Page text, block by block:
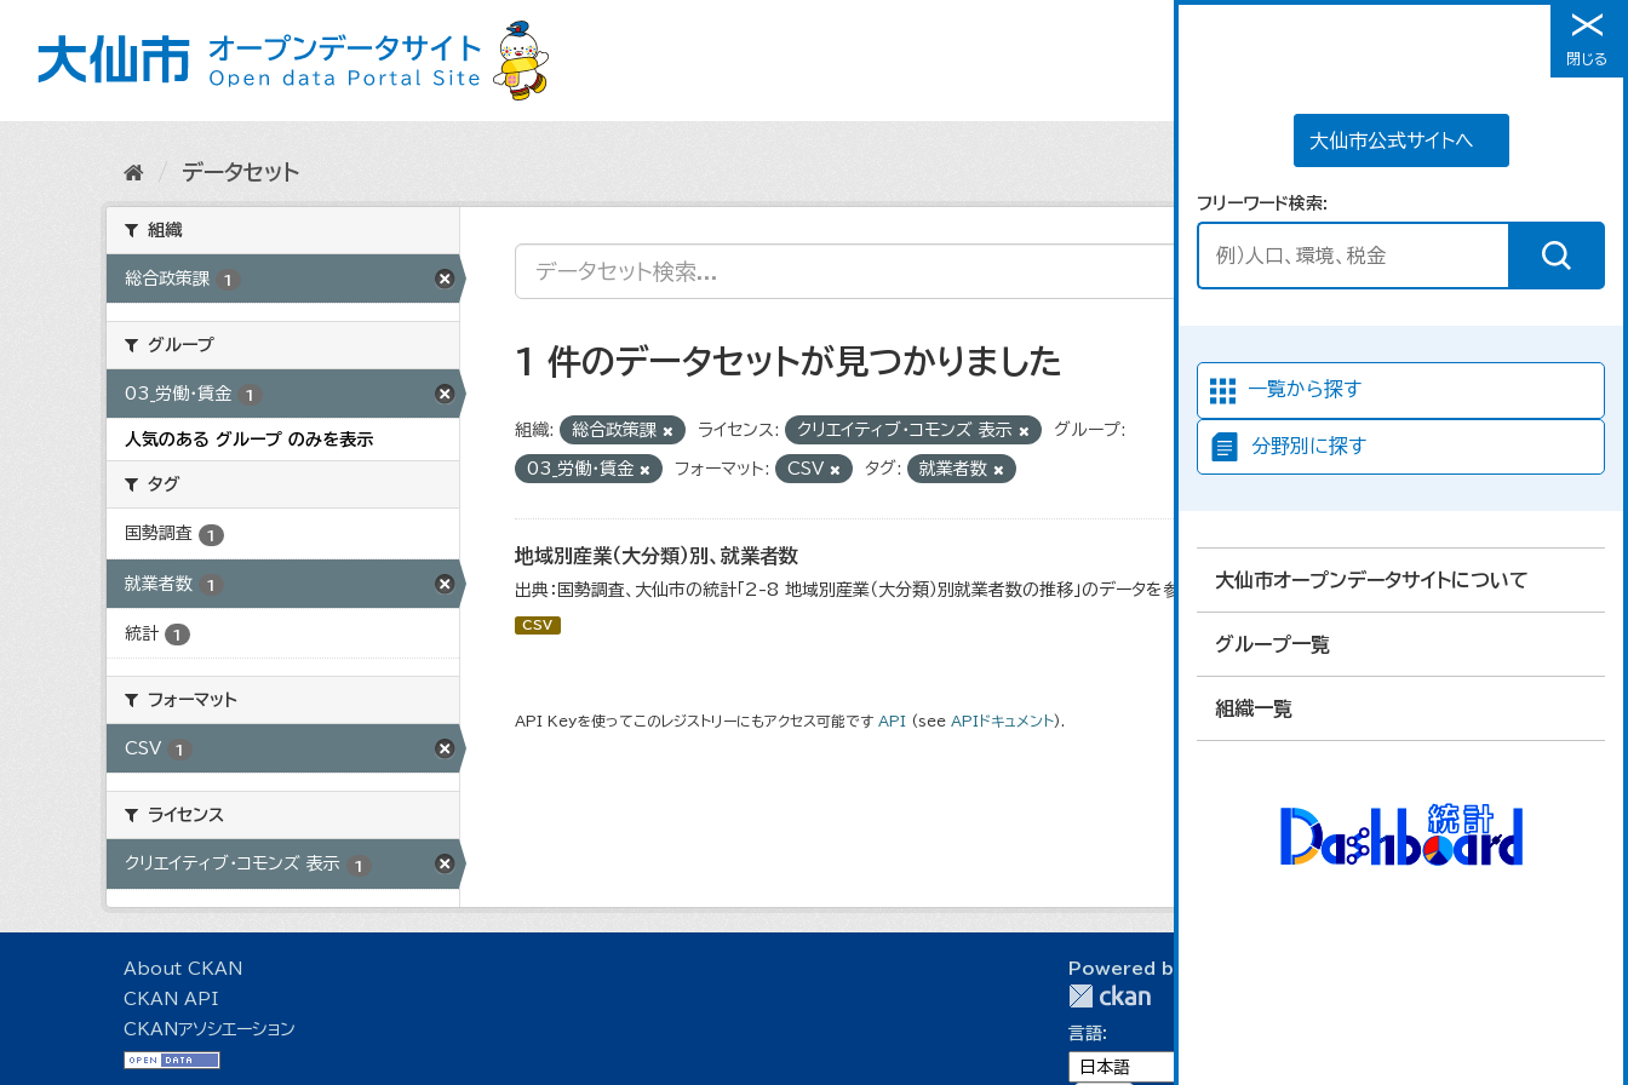
メニュー
大仙市公式サイトへ
フリーワード検索
一覧から探す
分野別に探す
大仙市オープンデータサイトについて
グループ一覧
組織一覧
閉じる
データセット
組織
総合政策課 1
グループ
03_労働・賃金 1
人気のある グループ のみを表示
タグ
国勢調査 1
就業者数 1
統計 1
フォーマット
CSV 1
ライセンス
クリエイティブ・コモンズ 表示 1
1 件のデータセットが見つかりました
組織: 総合政策課 ライセンス: クリエイティブ・コモンズ 表示 グループ:
03_労働・賃金 フォーマット: CSV タグ: 就業者数
地域別産業（大分類）別、就業者数
出典：国勢調査、大仙市の統計「2-8 地域別産業（大分類）別就業者数の推移」のデータを参照しています。
CSV
API Keyを使ってこのレジストリーにもアクセス可能です API (see APIドキュメント).
About CKAN
CKAN API
CKANアソシエーション
Powered by
言語